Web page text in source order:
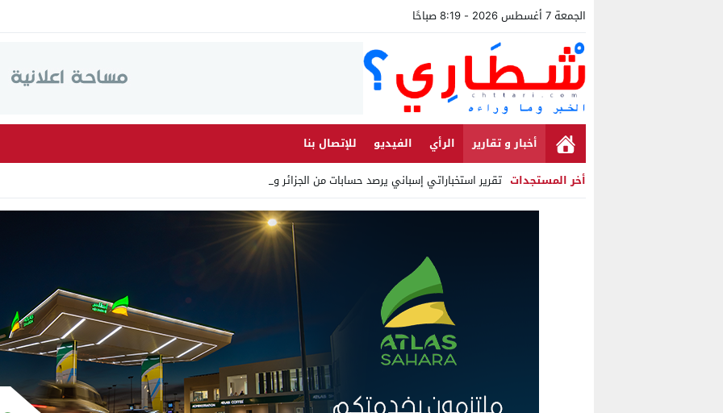
الجمعة 7 أغسطس 2026 - 8:19 صباحًا
أخبار و تقارير الرأي الفيديو
للإتصال بنا
أخر المستجدات تقرير استخباراتي إسباني يرصد حسابات من الجزائر وأرقاما ب_
Stop